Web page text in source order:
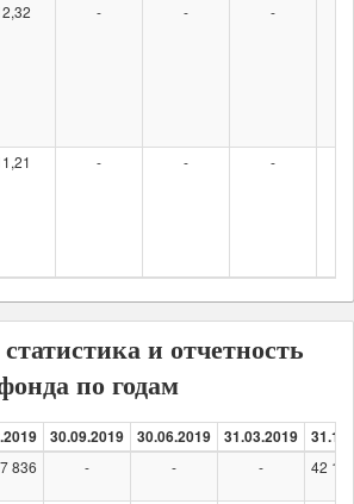
- - -
- - -
и отчетность
по годам
30.09.2019 30.06.2019 31.03.2019
836 - - - 42